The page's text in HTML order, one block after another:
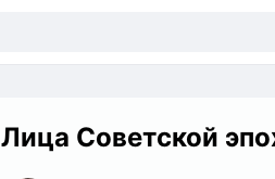
Лица Советской